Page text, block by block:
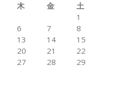
木 金
土
1
6 7
8
13 14
15
20 21
22
27 28
29